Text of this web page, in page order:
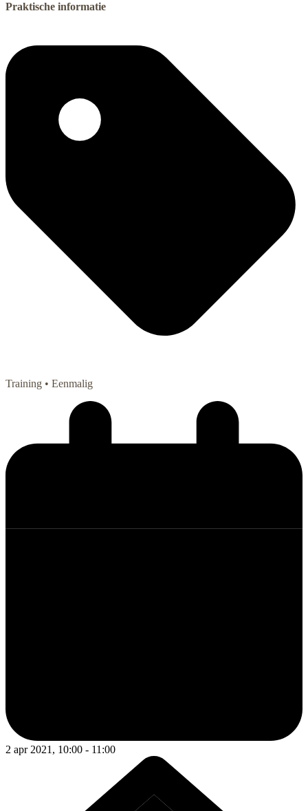
Praktische informatie
Training • Eenmalig
2 apr 2021, 10:00 - 11:00